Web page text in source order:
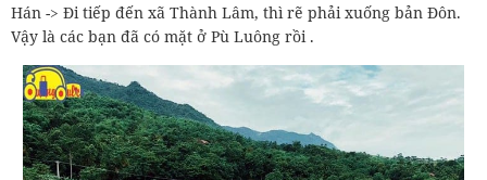
Hán -> Đi tiếp đến xã Thành Lâm, thì rẽ phải xuống bản Đôn.
Vậy là các bạn đã có mặt ở Pù Luông rồi .